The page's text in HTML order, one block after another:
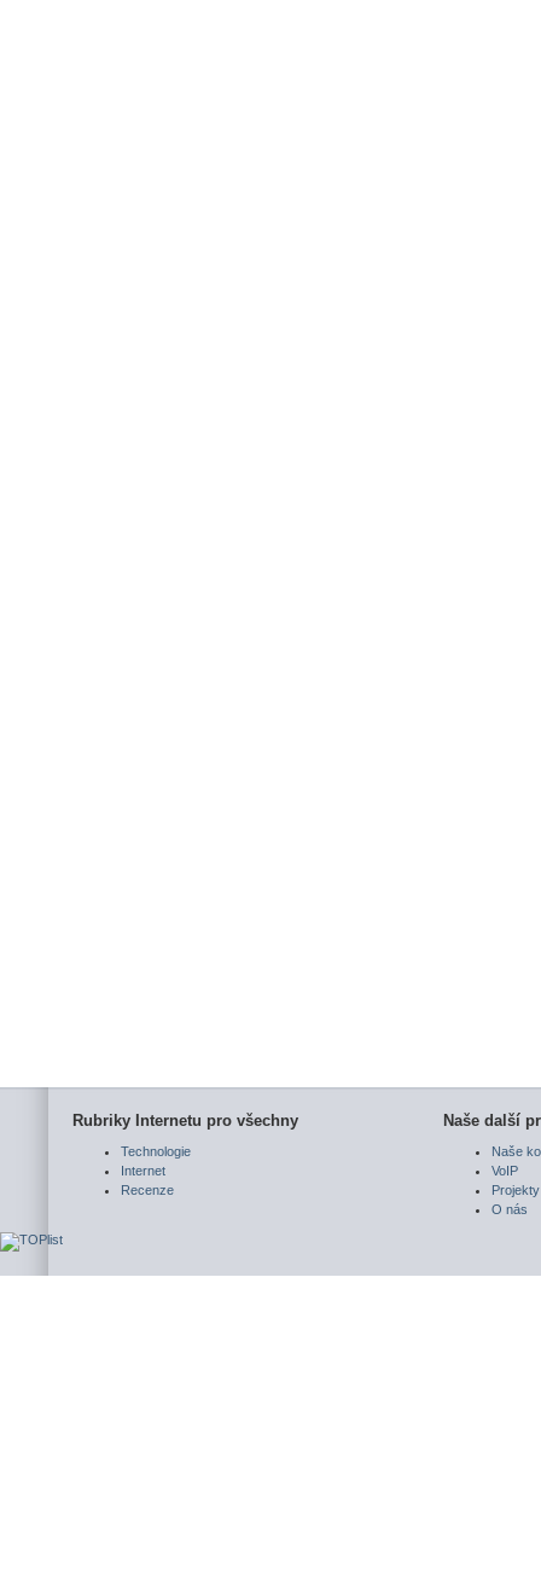
Rubriky Internetu pro všechny
Technologie
Internet
Recenze
Naše další
Naše
VoIP
Projekty
O nás